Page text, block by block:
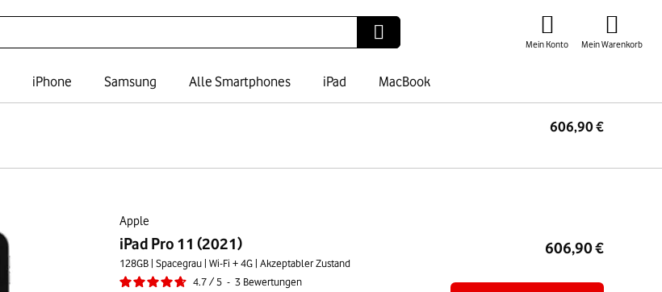
Mein Konto Mein Warenkorb
iPhone Samsung Alle Smartphones iPad MacBook
606,90 €
Apple
iPad Pro 11 (2021)
128GB | Spacegrau | Wi-Fi + 4G | Akzeptabler Zustand
4.7/5 - 3 Bewertungen
606,90 €